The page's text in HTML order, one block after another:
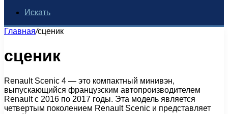
Искать
Главная/сценик
сценик
Renault Scenic 4 — это компактный минивэн,
выпускающийся французским автопроизводителем
Renault с 2016 по 2017 годы. Эта модель является
четвертым поколением Renault Scenic и представляет